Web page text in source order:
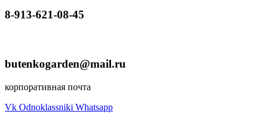
8-913-621-08-45
butenkogarden@mail.ru
корпоративная почта
Vk Odnoklassniki Whatsapp